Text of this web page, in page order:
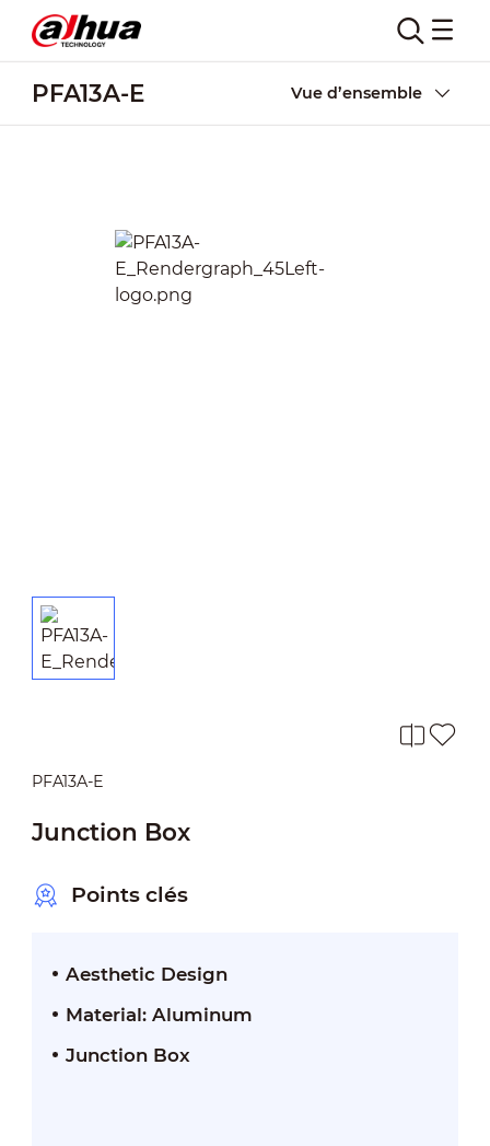
PFA13A-E Vue d’ensemble
PFA13A-E
Junction Box
Points clés
Aesthetic Design
Material: Aluminum
Junction Box